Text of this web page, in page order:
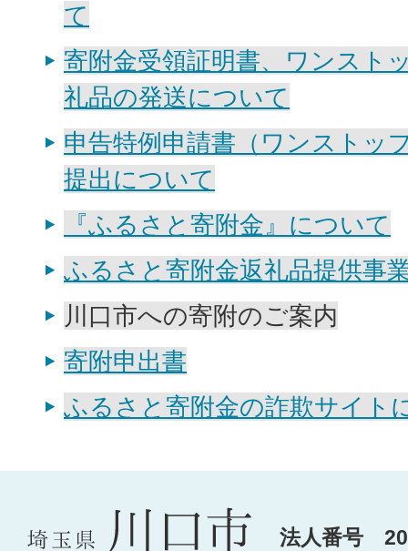
て
寄附金受領証明書、ワンスト
礼品の発送について
申告特例申請書（ワンストッ
提出について
『ふるさと寄附金』について
ふるさと寄附金返礼品提供事
川口市への寄附のご案内
寄附申出書
ふるさと寄附金の詐欺サイト
法人番号